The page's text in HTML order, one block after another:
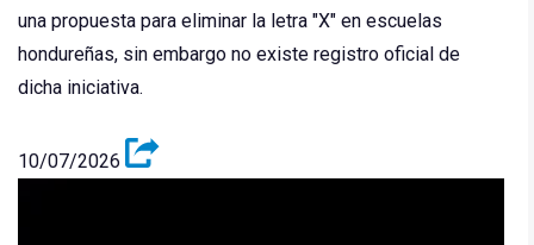
una propuesta para eliminar la letra "X" en escuelas
hondureñas, sin embargo no existe registro oficial de
dicha iniciativa.
10/07/2026